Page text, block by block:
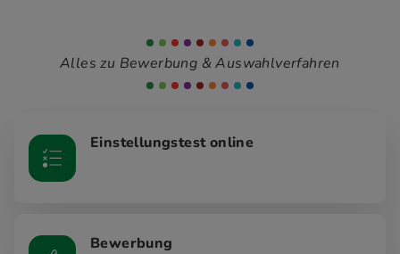
Alles zu Bewerbung & Auswahlverfahren
Einstellungstest online
Bewerbung